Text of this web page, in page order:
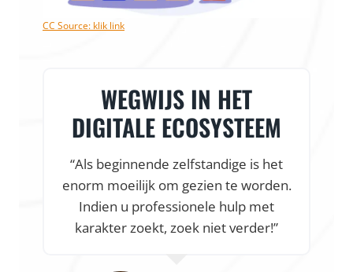
CC Source: klik link
WEGWIJS IN HET
DIGITALE ECOSYSTEEM
“Als beginnende zelfstandige is het
enorm moeilijk om gezien te worden.
Indien u professionele hulp met
karakter zoekt, zoek niet verder!”